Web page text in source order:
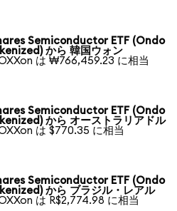
Semiconductor ETF (Ondo
から 韓国ウォン
は ₩766,459.23 に相当
Semiconductor ETF (Ondo
から オーストラリアドル
は $770.35 に相当
Semiconductor ETF (Ondo
から ブラジル・レアル
は R$2,774.98 に相当